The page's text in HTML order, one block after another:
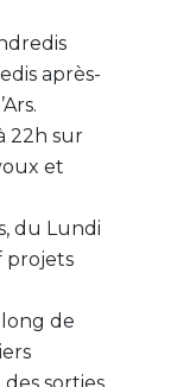
après-
22h sur
et
du Lundi
projets
long de